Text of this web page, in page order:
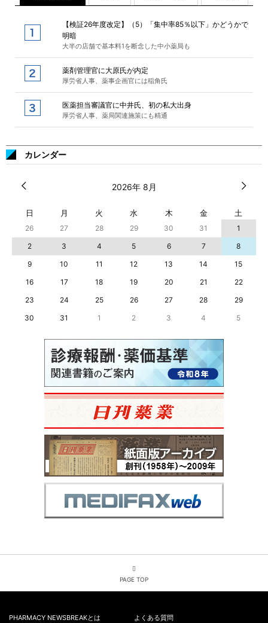
【検証26年度改定】（5）「集中率85％以下」かどうかで
明暗
大半の店舗で基本料1を断念した中小薬局も
薬剤管理官に大原氏が内定
厚労省人事、薬事企画官には稲角氏
医薬担当審議官に中井氏、初の私大出身
厚労省人事、薬局関連施策にも精通
カレンダー
2026年 8月
日 月 火 水 木 金 土
26 27 28 29 30 31
1
2
3 4 5 6 7
8
9
10 11 12 13 14
15
16
17 18 19 20 21
22
23
24 25 26 27 28
29
30
31 1 2 3 4 5
PAGE TOP
PHARMACY NEWSBREAKとは よくある質問